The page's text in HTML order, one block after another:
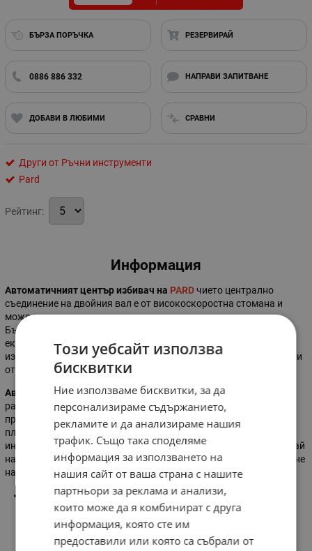
БЪРЗА ПОРЪЧКА РЕЗЕРВИРАЙ
0886 886 332 НАПРАВИ ЗАПИТВАНЕ
ДОБАВИ В ЛЮБИМИ СРАВНИ
Други от Ръчни инструменти
Pard
Рейтинг:
Информация
Автоматичният център избивач на PARDчието централно
съединение на двойния вал е от високоскоростна стомана и
може да издържи на силен удар, износване и ръжда.
Бързорежещата стомана е достатъчна предпоставка за дълъг
експлоатационен живот. Автоматичният център избивач
използва вътрешна пружина, за да предизвика удар и да отвори
отвора на предмета, без да се удря с чук.
Автоматичният център избивач наPARD е подходящ за
различни задачи и е изключително полезен при пробиване,
проследяване и маркиране върху дърво, метал, стъкло,
пластмаса. Инструментът може да се използва като ръчен
инструмент за щанцоване върху дърво, метал и стъкло. В случай
на спешност, центърът избивач може да се използва за счупване
на прозорците на автомобил за бягство.
Размер:130 мм
Този уебсайт използва
бисквитки
Ние използваме бисквитки, за да
персонализираме съдържанието,
рекламите и да анализираме нашия
трафик. Също така споделяме
информация за използването на
нашия сайт от ваша страна с нашите
партньори за реклама и анализи,
които може да я комбинират с друга
информация, която сте им
предоставили или която са събрали от